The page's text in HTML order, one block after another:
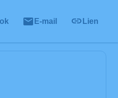
E-mail Lien